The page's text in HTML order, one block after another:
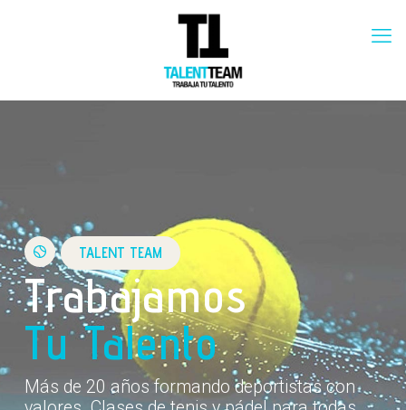
TALENT TEAM
Trabajamos
Tu Talento
Más de 20 años formando deportistas con